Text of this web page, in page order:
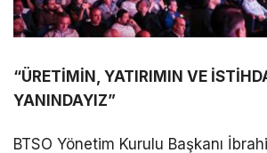
“ÜRETİMİN, YATIRIMIN VE
YANINDAYIZ”
BTSO Yönetim Kurulu Başkanı